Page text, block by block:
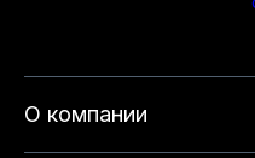
О компании